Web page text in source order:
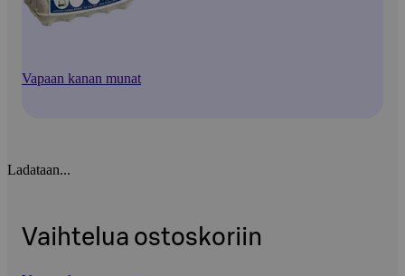
Vapaan kanan munat
Ladataan...
Vaihtelua ostoskoriin